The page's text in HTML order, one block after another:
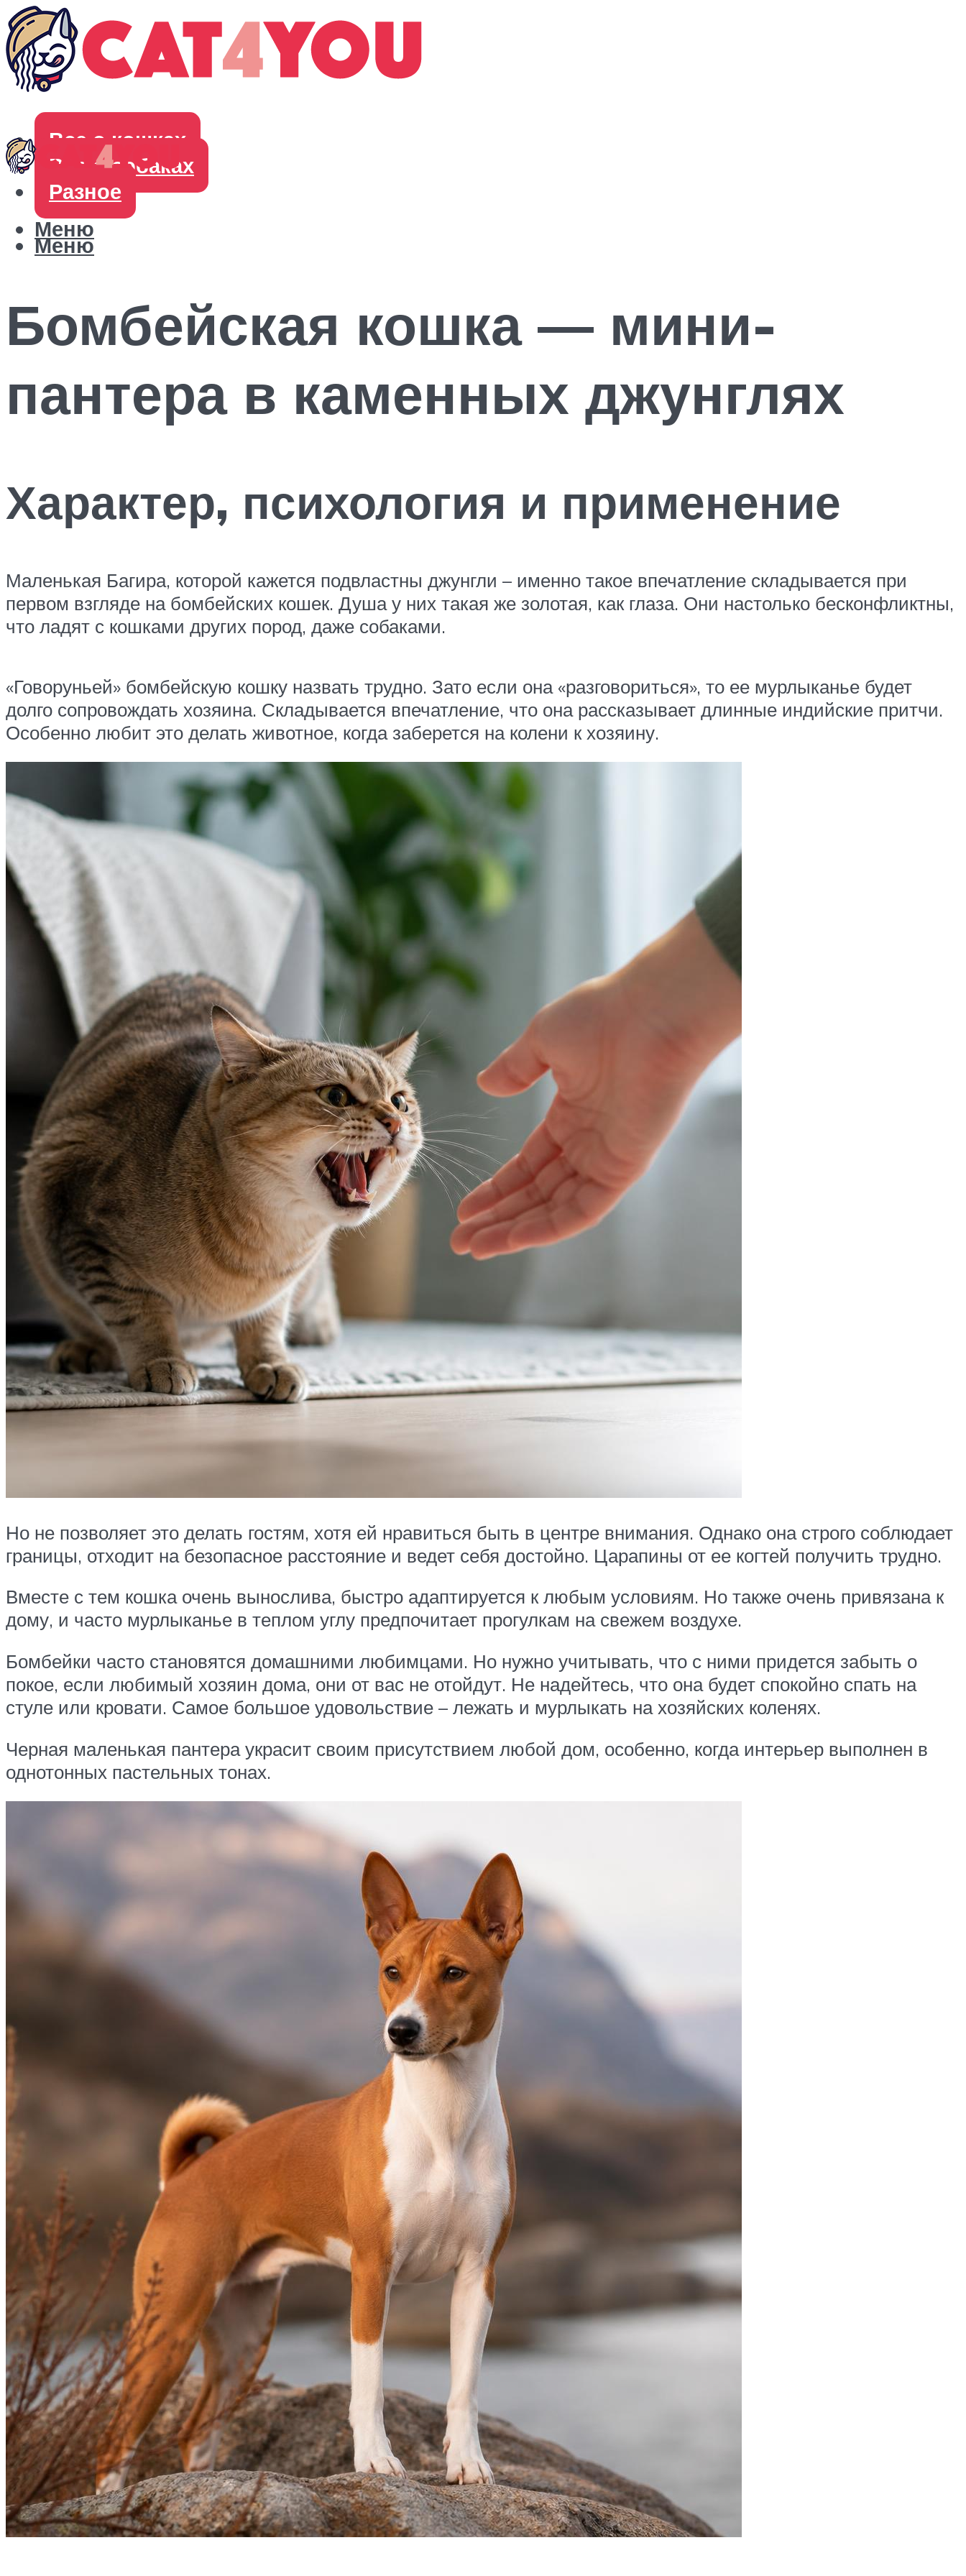
Все о кошках
Все о собаках
Разное
Меню
Меню
Бомбейская кошка — мини-
пантера в каменных джунглях
Характер, психология и применение
Маленькая Багира, которой кажется подвластны джунгли – именно такое впечатление складывается при
первом взгляде на бомбейских кошек. Душа у них такая же золотая, как глаза. Они настолько бесконфликтны,
что ладят с кошками других пород, даже собаками.
«Говоруньей» бомбейскую кошку назвать трудно. Зато если она «разговориться», то ее мурлыканье будет
долго сопровождать хозяина. Складывается впечатление, что она рассказывает длинные индийские притчи.
Особенно любит это делать животное, когда заберется на колени к хозяину.
Но не позволяет это делать гостям, хотя ей нравиться быть в центре внимания. Однако она строго соблюдает
границы, отходит на безопасное расстояние и ведет себя достойно. Царапины от ее когтей получить трудно.
Вместе с тем кошка очень вынослива, быстро адаптируется к любым условиям. Но также очень привязана к
дому, и часто мурлыканье в теплом углу предпочитает прогулкам на свежем воздухе.
Бомбейки часто становятся домашними любимцами. Но нужно учитывать, что с ними придется забыть о
покое, если любимый хозяин дома, они от вас не отойдут. Не надейтесь, что она будет спокойно спать на
стуле или кровати. Самое большое удовольствие – лежать и мурлыкать на хозяйских коленях.
Черная маленькая пантера украсит своим присутствием любой дом, особенно, когда интерьер выполнен в
однотонных пастельных тонах.